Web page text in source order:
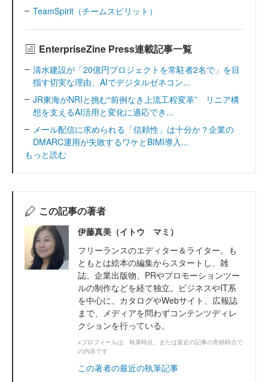
TeamSpirit（チームスピリット）
EnterpriseZine Press連載記事一覧
清水建設が「20億円プロジェクトを常駐者2名で」を目
指す切実な理由、AIでデジタルゼネコン...
JR東海がNRIと挑む“前例なき上流工程変革” リニア構
想を支えるAI活用と変化に適応でき...
メール配信に求められる「信頼性」は十分か？企業の
DMARC運用が失敗するワケとBIMI導入...
もっと読む
この記事の著者
伊藤真美（イトウ マミ）
フリーランスのエディター＆ライター。も
ともとは絵本の編集からスタートし、雑
誌、企業出版物、PRやプロモーションツー
ルの制作などを経て独立。ビジネスやIT系
を中心に、カタログやWebサイト、広報誌
まで、メディアを問わずコンテンツディレ
クションを行っている。
※プロフィールは、執筆時点、または直近の記事の寄稿時点で
の内容です
この著者の最近の執筆記事